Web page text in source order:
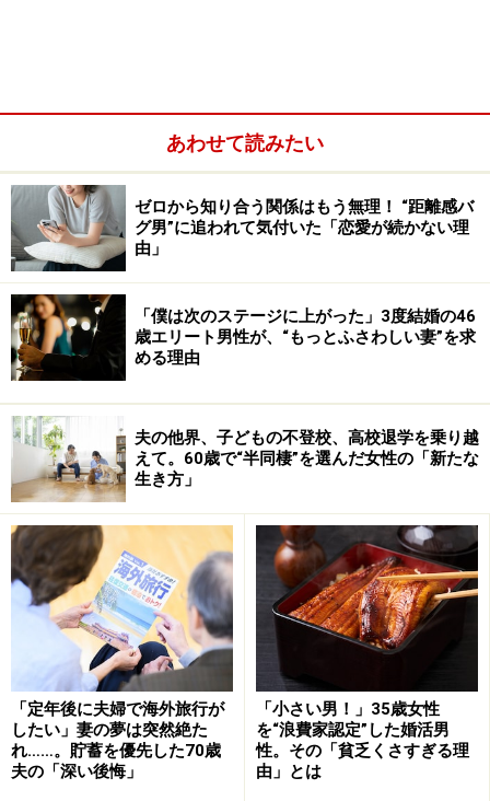
「30歳のときに生まれた一人娘が去年、高校を卒業した
んです。離婚したのは娘が3歳になった頃。私の妊娠
中、さらに出産してからも浮気をしていた夫とは、体調
が戻ったらすぐにでも離婚するつもりでした。ただ、夫
がどうしても離婚したくない、自分が変わるからやり直
してほしいと懇願したから、私もやり直す方向で頑張っ
たんです。でもその誓いは3年ももたず、またも浮気。
金輪際、顔も見たくないと言って娘を連れて家を出まし
た」
その後、離婚が成立。養育費だけは振り込まれていた
が、元夫からの「娘に会いたい」という要求をケイコさ
んは拒絶し続けた。
「私自身が元夫を憎んでいたんでしょうね。どうしても
娘には会わせたくなかった。ただ、娘が中学生になった
頃、元夫は娘の通学路で待ち伏せしていたようです。し
あわせて読みたい
ゼロから知り合う関係はもう無理！ “距離感バ
グ男”に追われて気付いた「恋愛が続かない理
由」
「僕は次のステージに上がった」3度結婚の46
歳エリート男性が、“もっとふさわしい妻”を求
める理由
夫の他界、子どもの不登校、高校退学を乗り越
えて。60歳で“半同棲”を選んだ女性の「新たな
生き方」
「定年後に夫婦で海外旅行が
したい」妻の夢は突然絶た
れ……。貯蓄を優先した70歳
夫の「深い後悔」
「小さい男！」35歳女性
を“浪費家認定”した婚活男
性。その「貧乏くさすぎる理
由」とは